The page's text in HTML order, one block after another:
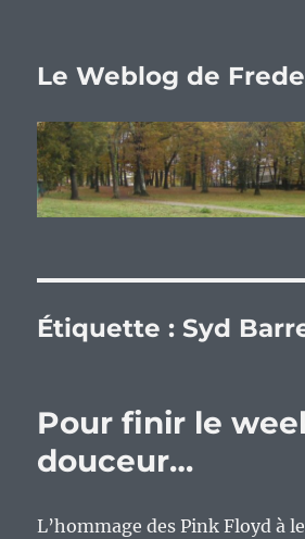
Le Weblog de
Étiquette : Syd
Pour finir le
douceur…
L’hommage des Pink Floyd à